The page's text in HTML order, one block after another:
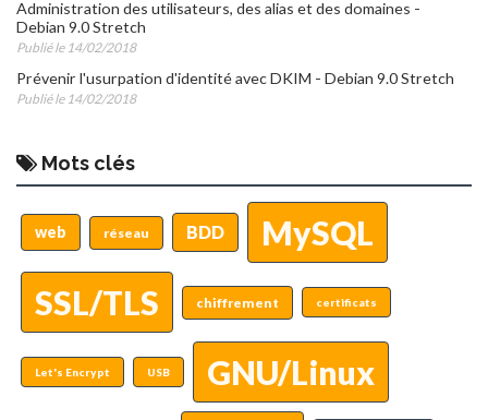
Administration des utilisateurs, des alias et des domaines -
Debian 9.0 Stretch
Publié le 14/02/2018
Prévenir l'usurpation d'identité avec DKIM - Debian 9.0 Stretch
Publié le 14/02/2018
Mots clés
web réseau BDD
MySQL
SSL/TLS
chiffrement certificats
Let's Encrypt USB GNU/Linux